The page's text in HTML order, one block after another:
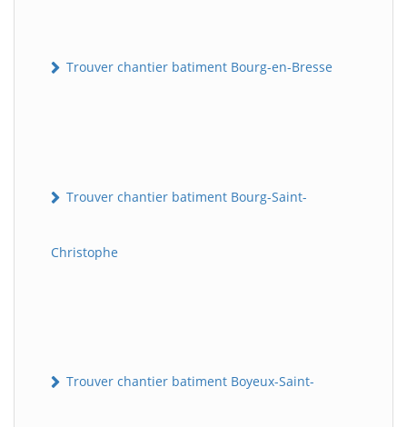
Trouver chantier batiment Bourg-en-Bresse
Trouver chantier batiment Bourg-Saint-
Christophe
Trouver chantier batiment Boyeux-Saint-